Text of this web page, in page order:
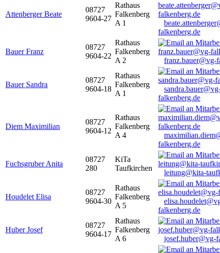
Attenberger Beate
08727
9604-27
Rathaus
Falkenberg
A 1
falkenberg.de
Bauer Franz
08727
9604-22
Rathaus
Falkenberg
A 2
franz.bauer@vg-
Bauer Sandra
08727
9604-18
Rathaus
Falkenberg
A 1
falkenberg.de
Diem Maximilian
08727
9604-12
Rathaus
Falkenberg
A 4
falkenberg.de
Fuchsgruber Anita
08727
280
KiTa
Taufkirchen
leitung@kita-
Houdelet Elisa
08727
9604-30
Rathaus
Falkenberg
A 5
falkenberg.de
Huber Josef
08727
9604-17
Rathaus
Falkenberg
A 6
josef.huber@vg-